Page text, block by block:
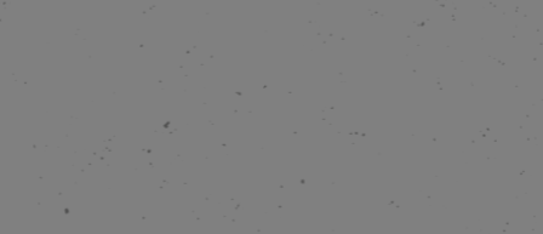
PREUZMI